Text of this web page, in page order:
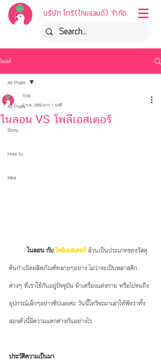
บริษัท โทริ(ไทยแลนด์) จำกัด
โพสต์
All Posts
Story
How to
Idea
All Posts
ไนลอน VS โพลีเอสเตอร์
TORI
2 ก.ค. 2562ยาว 1 นาที
ไนลอน กับ โพลิเอสเตอร์ล้วนเป็นประเภทของวัสดุ
ต้นกำเนิดผลิตภัณฑ์หลายๆอย่าง ไม่ว่าจะเป็นพลาสติก
ต่างๆ ที่เราใช้กันอยู่ปัจจุบัน ผ้าเครื่องแต่งกาย หรือไปจนถึง
อุปกรณ์เล็กๆอย่างซิปเลยค่ะ วันนี้โทริจะมาเล่าให้ฟังว่าทั้ง
สองตัวนี้มีความแตกต่างกันอย่างไร
ประวัติความเป็นมา